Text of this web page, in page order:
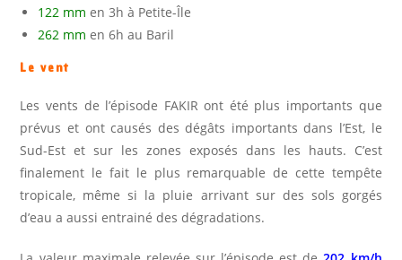
122 mm en 3h à Petite-Île
262 mm en 6h au Baril
Le vent
Les vents de l’épisode FAKIR ont été plus importants que
prévus et ont causés des dégâts importants dans l’Est, le
Sud-Est et sur les zones exposés dans les hauts. C’est
finalement le fait le plus remarquable de cette tempête
tropicale, même si la pluie arrivant sur des sols gorgés
d’eau a aussi entrainé des dégradations.